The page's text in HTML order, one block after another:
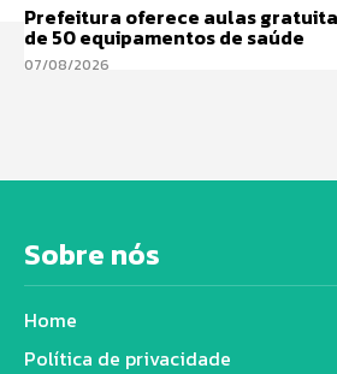
Prefeitura oferece aulas
de 50 equipamentos de saúde
07/08/2026
Sobre nós
Home
Política de privacidade